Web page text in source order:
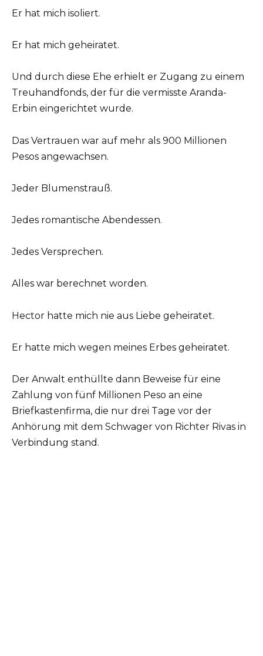
Er hat mich isoliert.
Er hat mich geheiratet.
Und durch diese Ehe erhielt er Zugang zu einem
Treuhandfonds, der für die vermisste Aranda-
Erbin eingerichtet wurde.
Das Vertrauen war auf mehr als 900 Millionen
Pesos angewachsen.
Jeder Blumenstrauß.
Jedes romantische Abendessen.
Jedes Versprechen.
Alles war berechnet worden.
Hector hatte mich nie aus Liebe geheiratet.
Er hatte mich wegen meines Erbes geheiratet.
Der Anwalt enthüllte dann Beweise für eine
Zahlung von fünf Millionen Peso an eine
Briefkastenfirma, die nur drei Tage vor der
Anhörung mit dem Schwager von Richter Rivas in
Verbindung stand.